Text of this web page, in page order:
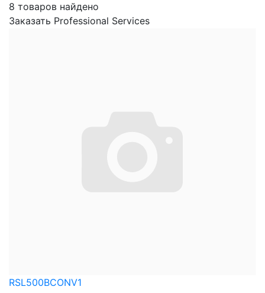
8 товаров найдено
Заказать Professional Services
RSL500BCONV1